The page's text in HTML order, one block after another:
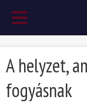
A helyzet,
fogyásnak